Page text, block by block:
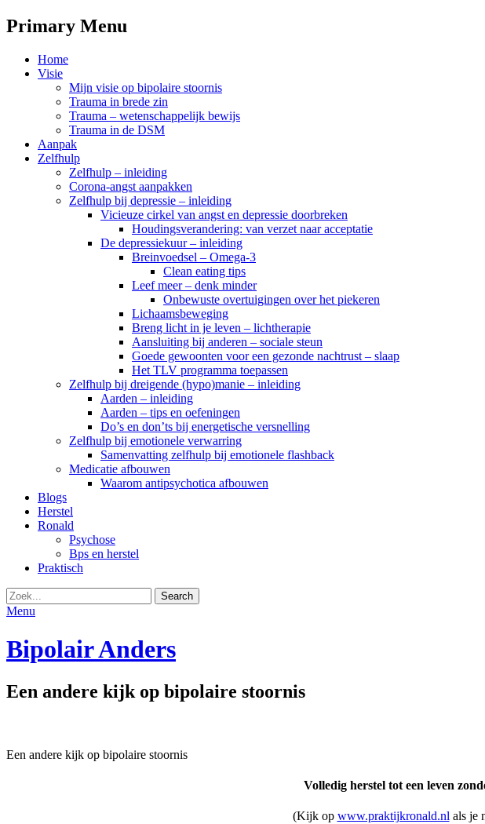
Primary Menu
Skip
Home
Visie
Mijn visie op bipolaire stoornis
Trauma in brede zin
Trauma – wetenschappelijk bewijs
Trauma in de DSM
Aanpak
Zelfhulp
Zelfhulp – inleiding
Corona-angst aanpakken
Zelfhulp bij depressie – inleiding
Vicieuze cirkel van angst en depressie doorbreken
Houdingsverandering: van verzet naar acceptatie
De depressiekuur – inleiding
Breinvoedsel – Omega-3
Clean eating tips
Leef meer – denk minder
Onbewuste overtuigingen over het piekeren
Lichaamsbeweging
Breng licht in je leven – lichtherapie
Aansluiting bij anderen – sociale steun
Goede gewoonten voor een gezonde nachtrust – slaap
Het TLV programma toepassen
Zelfhulp bij dreigende (hypo)manie – inleiding
Aarden – inleiding
Aarden – tips en oefeningen
Do’s en don’ts bij energetische versnelling
Zelfhulp bij emotionele verwarring
Samenvatting zelfhulp bij emotionele flashback
Medicatie afbouwen
Waarom antipsychotica afbouwen
Blogs
Herstel
Ronald
Psychose
Bps en herstel
Praktisch
Search
Search
for:
Menu
Bipolair Anders
Een andere kijk op bipolaire stoornis
Een andere kijk op bipolaire stoornis
Volledig herstel tot een leven
(Kijk op www.praktijkronald.nl als je